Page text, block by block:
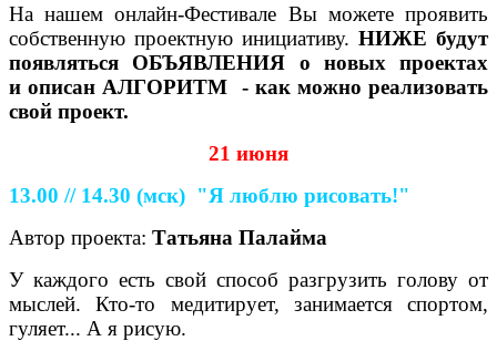
На нашем онлайн-Фестивале Вы можете проявить
собственную проектную инициативу. НИЖЕ будут
появляться ОБЪЯВЛЕНИЯ о новых проектах
иописан АЛГОРИТМ - как можно реализовать
свой проект.
21 июня
13.00 // 14.30 (мск) "Я люблю рисовать!"
Автор проекта: Татьяна Палайма
У каждого есть свой способ разгрузить голову от
мыслей. Кто-то медитирует, занимается спортом,
гуляет... А я рисую.